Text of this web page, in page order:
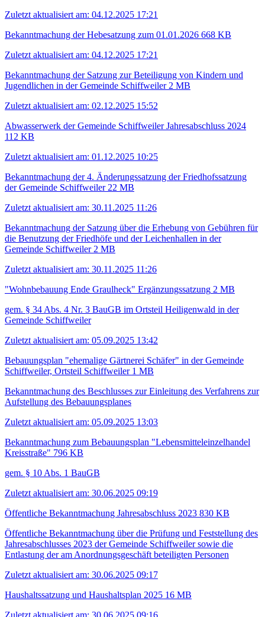
Zuletzt aktualisiert am: 04.12.2025 17:21
Bekanntmachung der Hebesatzung zum 01.01.2026 668 KB
Zuletzt aktualisiert am: 04.12.2025 17:21
Bekanntmachung der Satzung zur Beteiligung von Kindern und
Jugendlichen in der Gemeinde Schiffweiler2 MB
Zuletzt aktualisiert am: 02.12.2025 15:52
Abwasserwerk der Gemeinde Schiffweiler Jahresabschluss 2024
112 KB
Zuletzt aktualisiert am: 01.12.2025 10:25
Bekanntmachung der 4. Änderungssatzung der Friedhofssatzung
der Gemeinde Schiffweiler22 MB
Zuletzt aktualisiert am: 30.11.2025 11:26
Bekanntmachung der Satzung über die Erhebung von Gebühren für
die Benutzung der Friedhöfe und der Leichenhallen in der
Gemeinde Schiffweiler2 MB
Zuletzt aktualisiert am: 30.11.2025 11:26
"Wohnbebauung Ende Graulheck" Ergänzungssatzung 2 MB
gem. § 34 Abs. 4 Nr. 3 BauGB im Ortsteil Heiligenwald in der
Gemeinde Schiffweiler
Zuletzt aktualisiert am: 05.09.2025 13:42
Bebauungsplan "ehemalige Gärtnerei Schäfer" in der Gemeinde
Schiffweiler, Ortsteil Schiffweiler1 MB
Bekanntmachung des Beschlusses zur Einleitung des Verfahrens zur
Aufstellung des Bebauungsplanes
Zuletzt aktualisiert am: 05.09.2025 13:03
Bekanntmachung zum Bebauungsplan "Lebensmitteleinzelhandel
Kreisstraße" 796 KB
gem. § 10 Abs. 1 BauGB
Zuletzt aktualisiert am: 30.06.2025 09:19
Öffentliche Bekanntmachung Jahresabschluss 2023 830 KB
Öffentliche Bekanntmachung über die Prüfung und Feststellung des
Jahresabschlusses 2023 der Gemeinde Schiffweiler sowie die
Entlastung der am Anordnungsgeschäft beteiligten Personen
Zuletzt aktualisiert am: 30.06.2025 09:17
Haushaltssatzung und Haushaltsplan 2025 16 MB
Zuletzt aktualisiert am: 30.06.2025 09:16